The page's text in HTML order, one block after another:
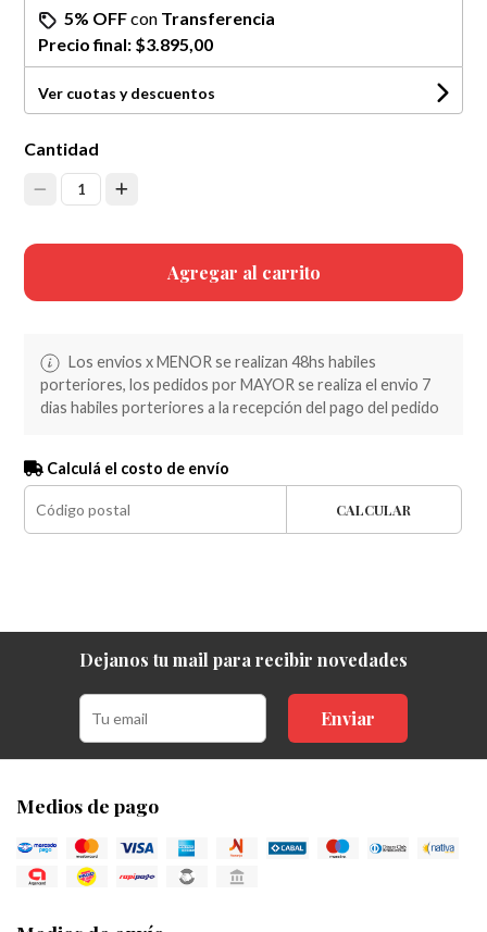
5% OFFcon Transferencia
Precio final: $3.895,00
Ver cuotas y descuentos
Cantidad
1
Agregar al carrito
Los envios x MENOR se realizan 48hs habiles
porteriores, los pedidos por MAYOR se realiza el envio 7
dias habiles porteriores a la recepción del pago del pedido
Calculá el costo de envío
CALCULAR
Dejanos tu mail para recibir novedades
Enviar
Medios de pago